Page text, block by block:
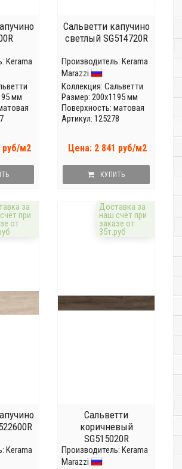
Kerama
мм
руб/м2
Сальветти капучино
светлый SG514720R
Производитель: Kerama
Marazzi
Коллекция: Сальветти
Размер: 200x1195 мм
Поверхность: матовая
Артикул: 125278
Цена: 2 841 руб/м2
КУПИТЬ
за
при
от
Kerama
Доставка за
наш счёт при
заказе от
35т.руб
Сальветти
коричневый
SG515020R
Производитель: Kerama
Marazzi